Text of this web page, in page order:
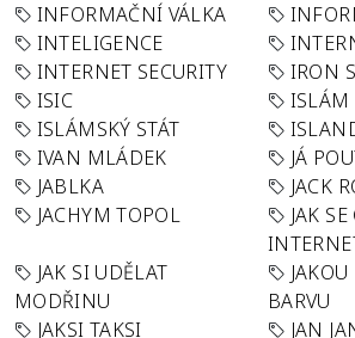
INFORMAČNÍ VÁLKA
INTELIGENCE
INTERNET SECURITY
IRON
ISIC
ISLÁM
ISLÁMSKÝ STÁT
IVAN MLÁDEK
JÁ
JABLKA
JACK
JACHYM TOPOL
JAK
JAK SI UDĚLAT
MODŘINU
BARVU
JAKSI TAKSI
JAN